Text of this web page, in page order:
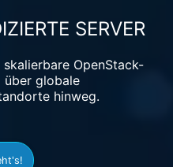
SERVER
OpenStack-
über globale
hinweg.